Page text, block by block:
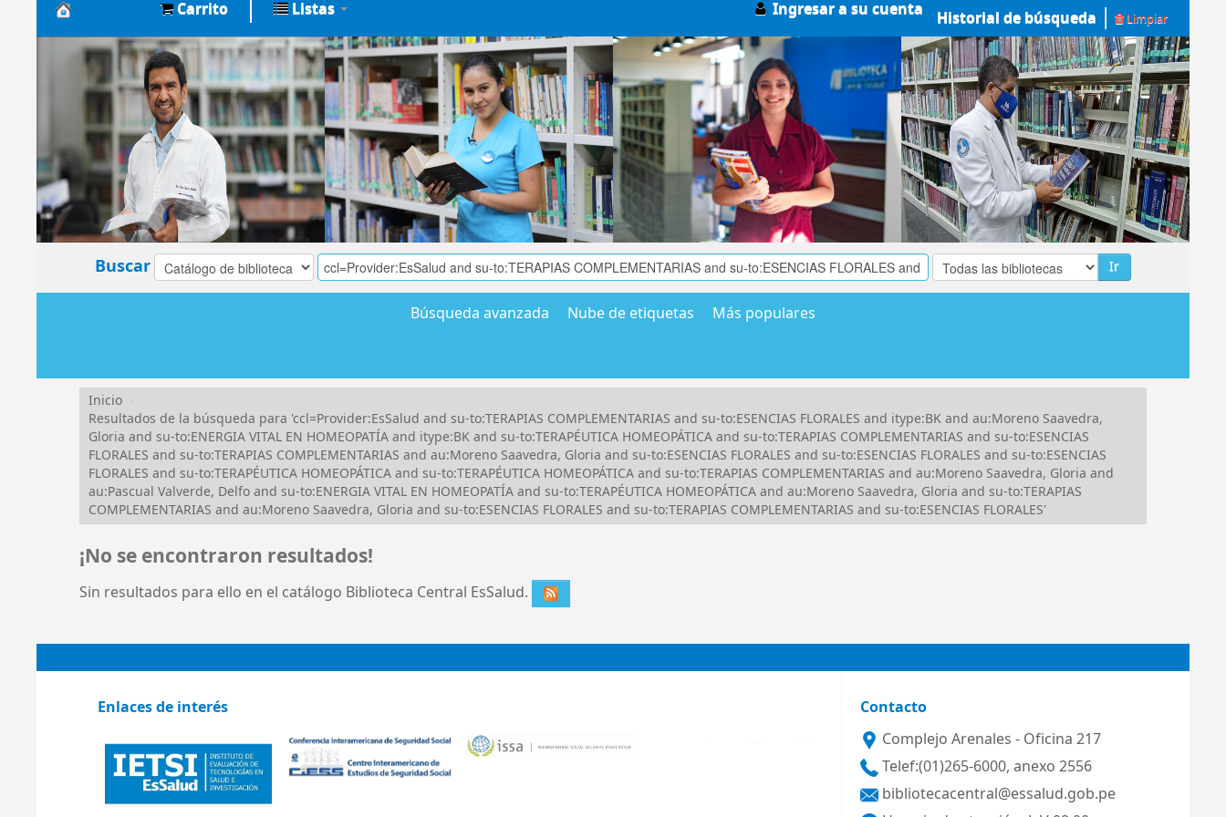
Biblioteca
Central
EsSalud
Carrito Listas Ingresar a su cuenta Historial de búsqueda Limpiar
Buscar Ir
Búsqueda avanzada Nube de etiquetas Más populares
Inicio
Resultados de la búsqueda para 'ccl=Provider:EsSalud and su-to:TERAPIAS COMPLEMENTARIAS and su-to:ESENCIAS FLORALES and itype:BK and au:Moreno Saavedra,
Gloria and su-to:ENERGIA VITAL EN HOMEOPATÍA and itype:BK and su-to:TERAPÉUTICA HOMEOPÁTICA and su-to:TERAPIAS COMPLEMENTARIAS and su-to:ESENCIAS
FLORALES and su-to:TERAPIAS COMPLEMENTARIAS and au:Moreno Saavedra, Gloria and su-to:ESENCIAS FLORALES and su-to:ESENCIAS FLORALES and su-to:ESENCIAS
FLORALES and su-to:TERAPÉUTICA HOMEOPÁTICA and su-to:TERAPÉUTICA HOMEOPÁTICA and su-to:TERAPIAS COMPLEMENTARIAS and au:Moreno Saavedra, Gloria and
au:Pascual Valverde, Delfo and su-to:ENERGIA VITAL EN HOMEOPATÍA and su-to:TERAPÉUTICA HOMEOPÁTICA and au:Moreno Saavedra, Gloria and su-to:TERAPIAS
COMPLEMENTARIAS and au:Moreno Saavedra, Gloria and su-to:ESENCIAS FLORALES and su-to:TERAPIAS COMPLEMENTARIAS and su-to:ESENCIAS FLORALES'
¡No se encontraron resultados!
Sin resultados para ello en el catálogo Biblioteca Central EsSalud.
Enlaces de interés
Contacto
Complejo Arenales - Oficina 217
Telef:(01)265-6000, anexo 2556
bibliotecacentral@essalud.gob.pe